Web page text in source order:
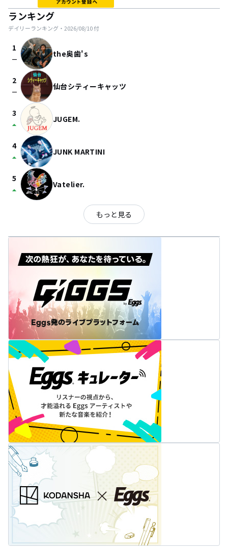
ランキング
デイリーランキング・ 2026/08/10付
1
check_indeterminate_small the奥歯's
2
check_indeterminate_small 仙台シティーキャッツ
3
arrow_drop_up JUGEM.
4
arrow_drop_up JUNK MARTINI
5
arrow_drop_up Vatelier.
もっと見る